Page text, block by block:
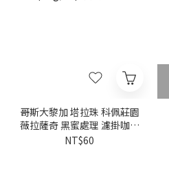
哥斯大黎加 塔拉珠 科佩莊園
薇拉薩奇 黑蜜處理 濾掛咖啡
(10g/包)｜黃金烘焙
NT$60